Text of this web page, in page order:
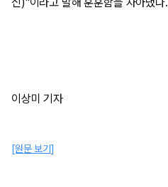
이상미 기자
[원문 보기]